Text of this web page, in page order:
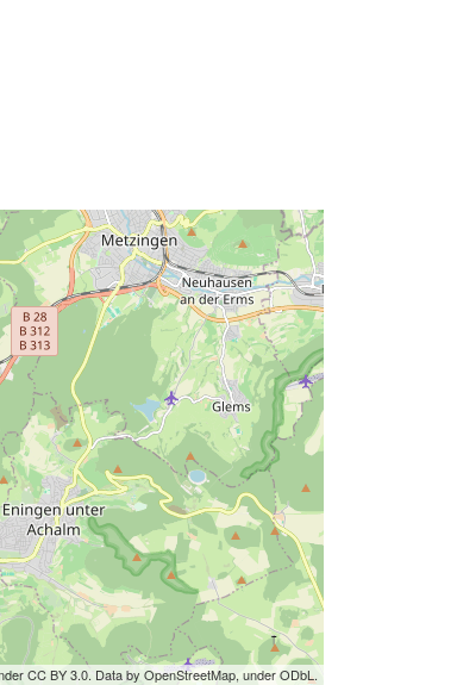
CC BY 3.0. Data by OpenStreetMap, under ODbL.